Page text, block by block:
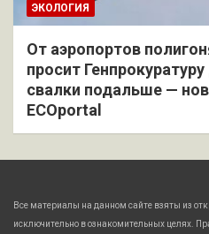
ЭКОЛОГИЯ
От аэропортов
просит
свалки подальше —
ECOportal
Все материалы на данном сайте взяты из
исключительно в ознакомительных целях.